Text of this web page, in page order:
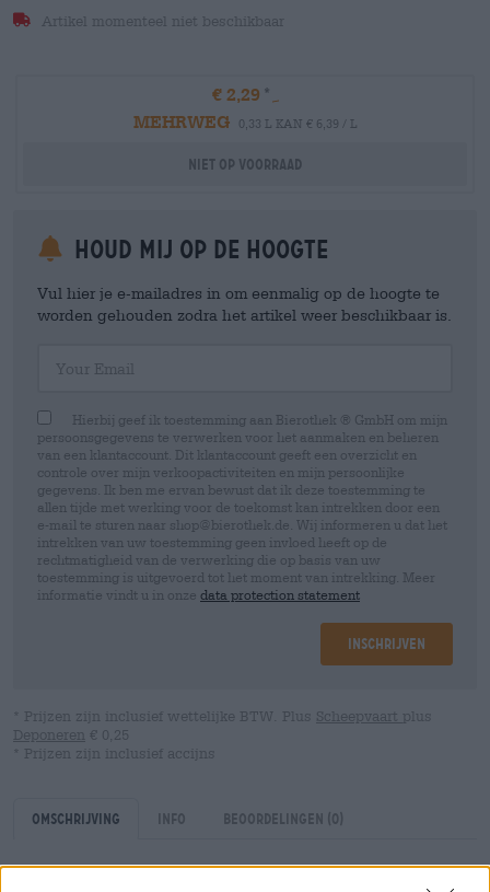
Artikel momenteel niet beschikbaar
€ 2,29
MEHRWEG
0,33 L KAN € 6,39 / L
Niet op voorraad
Houd mij op de hoogte
Vul hier je e-mailadres in om eenmalig op de hoogte te
worden gehouden zodra het artikel weer beschikbaar is.
Hierbij geef ik toestemming aan Bierothek ® GmbH om mijn
persoonsgegevens te verwerken voor het aanmaken en beheren
van een klantaccount. Dit klantaccount geeft een overzicht en
controle over mijn verkoopactiviteiten en mijn persoonlijke
gegevens. Ik ben me ervan bewust dat ik deze toestemming te
allen tijde met werking voor de toekomst kan intrekken door een
e-mail te sturen naar shop@bierothek.de. Wij informeren u dat het
intrekken van uw toestemming geen invloed heeft op de
rechtmatigheid van de verwerking die op basis van uw
toestemming is uitgevoerd tot het moment van intrekking. Meer
informatie vindt u in onze data protection statement
Inschrijven
* Prijzen zijn inclusief wettelijke BTW. Plus Scheepvaart plus
Deponeren € 0,25
* Prijzen zijn inclusief accijns
Omschrijving Info Beoordelingen (0)